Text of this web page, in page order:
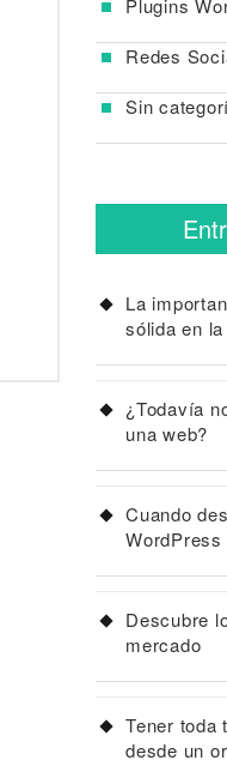
Redes
Sin
La
sólida en
¿Todavía
una web?
Cuando
Descubre
mercado
Tener toda
desde un